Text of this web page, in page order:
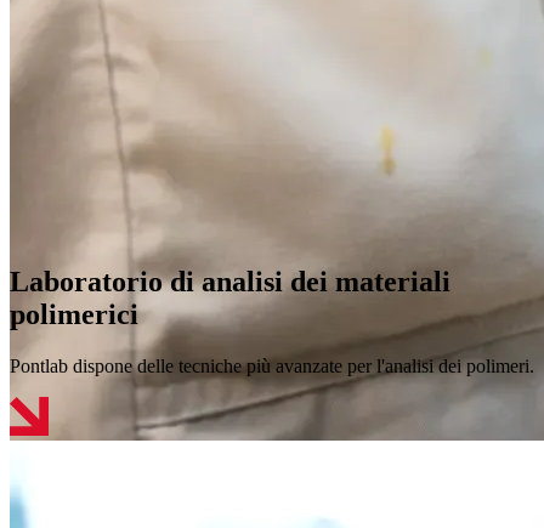
Laboratorio di analisi dei materiali
polimerici
Pontlab dispone delle tecniche più avanzate per l'analisi dei polimeri.
Avete bisogno di un test personalizzato?